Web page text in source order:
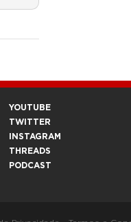
YOUTUBE
TWITTER
INSTAGRAM
THREADS
PODCAST